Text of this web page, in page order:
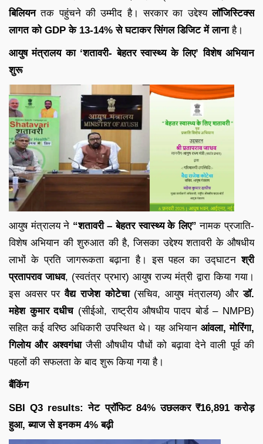
बिलियनतक पहुंचने की उम्मीद है। सरकार का उद्देश्यलॉजिस्टिक्स
लागत को GDP के 13-14% से घटाकर सिंगल डिजिट में लानाहै।
आयुष मंत्रालय का ‘शतावरी- बेहतर स्वास्थ्य के लिए’ विशेष अभियान
शुरू
आयुष मंत्रालय ने “शतावरी – बेहतर स्वास्थ्य के लिए” नामक प्रजाति-
विशेष अभियान की शुरुआत की है, जिसका उद्देश्य शतावरी के औषधीय
लाभों के प्रति जागरूकता बढ़ाना है। इस पहल का उद्घाटनश्री
प्रतापराव जाधव, (स्वतंत्र प्रभार) आयुष राज्य मंत्री द्वारा किया गया।
इस अवसर परवैद्य राजेश कोटेचा(सचिव, आयुष मंत्रालय) औरडॉ.
महेश कुमार दधीच(सीईओ, राष्ट्रीय औषधीय पादप बोर्ड – NMPB)
सहित कई वरिष्ठ अधिकारी उपस्थित थे। यह अभियान आंवला, मोरिंगा,
गिलोय और अश्वगंधाजैसी औषधीय पौधों को बढ़ावा देने वाली पूर्व की
पहलों की सफलता के बाद शुरू किया गया है।
बैंकिंग
SBI Q3 results: नेट प्रॉफिट 84% उछलकर ₹16,891 करोड़
हुआ, ब्याज से इनकम 4% बढ़ी